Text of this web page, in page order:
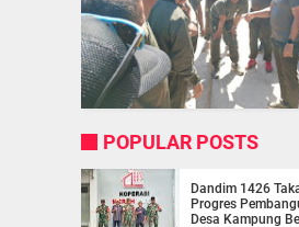
POPULAR POSTS
Dandim 1426
Progres
Desa Kampung